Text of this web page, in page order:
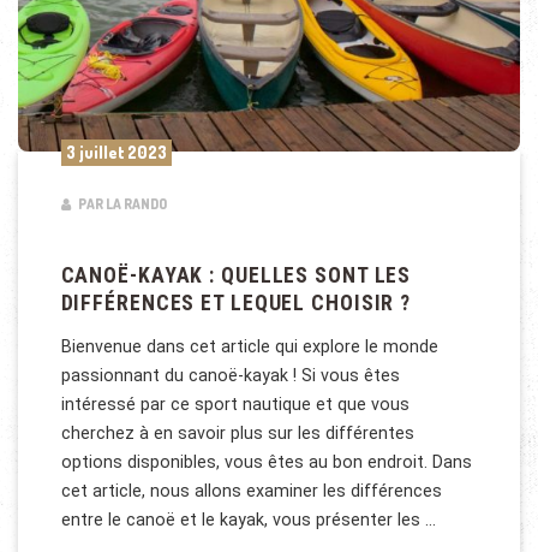
3 juillet 2023
PAR LA RANDO
CANOË-KAYAK : QUELLES SONT LES
DIFFÉRENCES ET LEQUEL CHOISIR ?
Bienvenue dans cet article qui explore le monde
passionnant du canoë-kayak ! Si vous êtes
intéressé par ce sport nautique et que vous
cherchez à en savoir plus sur les différentes
options disponibles, vous êtes au bon endroit. Dans
cet article, nous allons examiner les différences
entre le canoë et le kayak, vous présenter les …